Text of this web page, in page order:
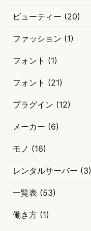
ビューティー (20)
ファッション (1)
フォント (1)
フォント (21)
プラグイン (12)
メーカー (6)
モノ (16)
レンタルサーバー (3)
一覧表 (53)
働き方 (1)